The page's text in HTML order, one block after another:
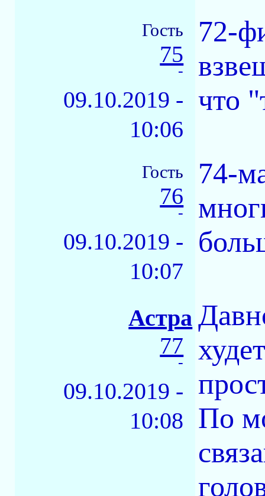
Гость
75
-
09.10.2019 -
10:06
72-
что
Гость
76
-
09.10.2019 -
10:07
74-
Астра
77
-
09.10.2019 -
10:08 По